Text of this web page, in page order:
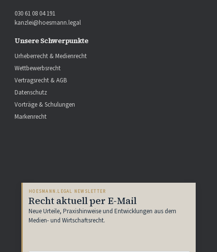
030 61 08 04 191
kanzlei@hoesmann.legal
Unsere Schwerpunkte
Urheberrecht & Medienrecht
Wettbewerbsrecht
Vertragsrecht & AGB
Datenschutz
Vorträge & Schulungen
Markenrecht
HOESMANN.LEGAL NEWSLETTER
Recht aktuell per E-Mail
Neue Urteile, Praxishinweise und Entwicklungen aus dem
Medien- und Wirtschaftsrecht.